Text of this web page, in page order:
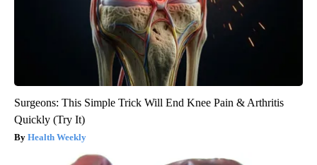
Surgeons: This Simple Trick Will End Knee Pain & Arthritis
Quickly (Try It)
Health Weekly